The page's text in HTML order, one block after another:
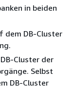
in beiden
dem DB-Cluster
Cluster der
Selbst
DB-Cluster